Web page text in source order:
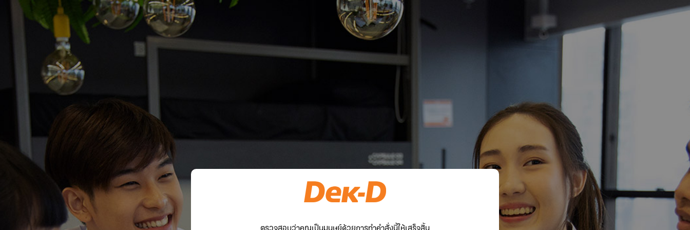
ตรวจสอบว่าคุณเป็นมนุษย์ด้วยการทำคำสั่งนี้ให้เสร็จสิ้น